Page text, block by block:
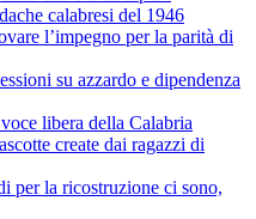
calabresi del 1946
l’impegno per la parità di
su azzardo e dipendenza
libera della Calabria
create dai ragazzi di
per la ricostruzione ci sono,